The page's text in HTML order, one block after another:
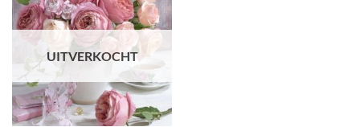
Toevoegen
aan
wenslijst
UITVERKOCHT